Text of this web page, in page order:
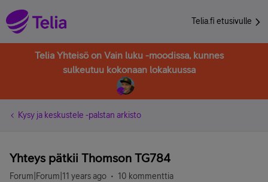
Telia.fi etusivulle
Telia Yhteisö on Vain luku -moodissa, kunnes
sulkeutuu kokonaan lokakuussa
Kysy ja keskustele -palstan arkisto
Yhteys pätkii Thomson TG784
Forum|Forum|11 years ago 10 kommenttia